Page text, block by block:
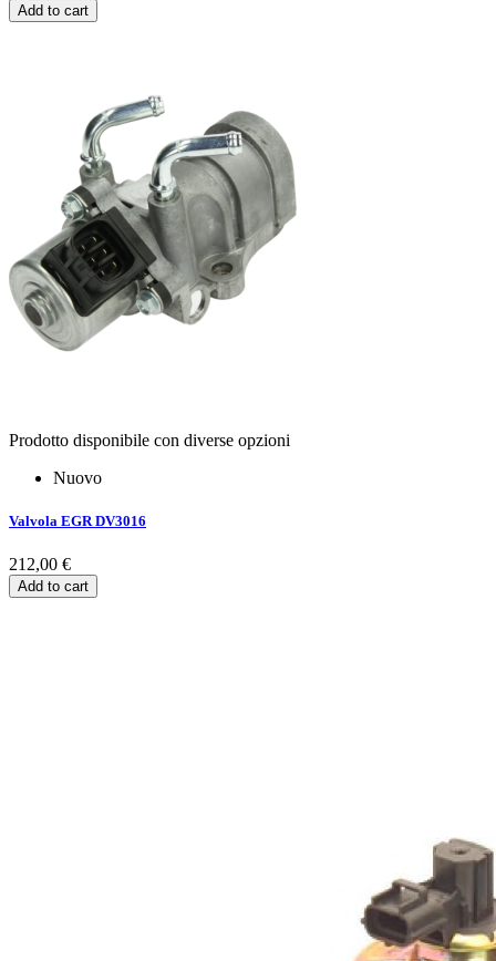
Add to cart
Prodotto disponibile con diverse opzioni
Nuovo
Valvola EGR DV3016
212,00 €
Add to cart